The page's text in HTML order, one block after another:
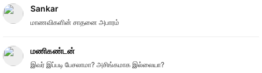
Sankar
மாணவிகளின் சாதனை அபாரம்
மணிகண்டன்
இவர் இப்படி பேசலாமா? அசிங்கமாக இல்லையா?